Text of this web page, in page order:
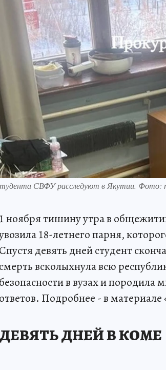
СВФУ расследуют в Якутии. Фото:
1 ноября тишину утра в
18-летнего парня,
Спустя девять дней студент
смерть всколыхнула всю
безопасности в вузах и породила
ответов. Подробнее - в
ДЕВЯТЬ ДНЕЙ В КОМЕ